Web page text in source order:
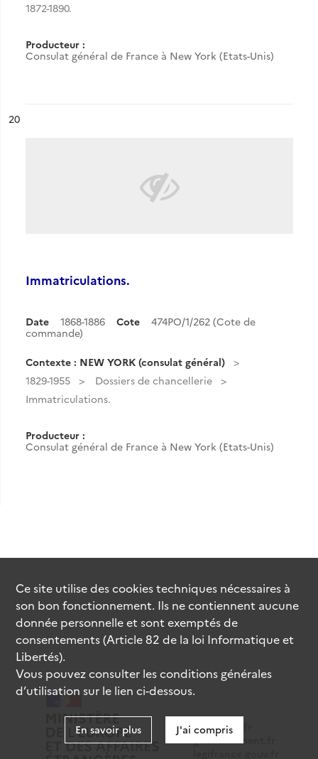
1872-1890.
Producteur :
Consulat général de France à New York (Etats-Unis)
n°
20
Immatriculations.
Date 1868-1886 Cote
474PO/1/262 (Cote de
commande)
Contexte : NEW YORK (consulat général)
1829-1955
Dossiers de chancellerie
Immatriculations.
Producteur :
Consulat général de France à New York (Etats-Unis)
data.gouv.fr
gouvernement.fr
Ce site utilise descookiestechniques nécessaires à
son bon fonctionnement. Ils ne contiennent aucune
donnée personnelle et sont exemptés de
consentements (Article 82 de la loi Informatique et
Libertés).
Vous pouvez consulter les conditions générales
d’utilisation sur le lien ci-dessous.
En savoir plus J'ai compris